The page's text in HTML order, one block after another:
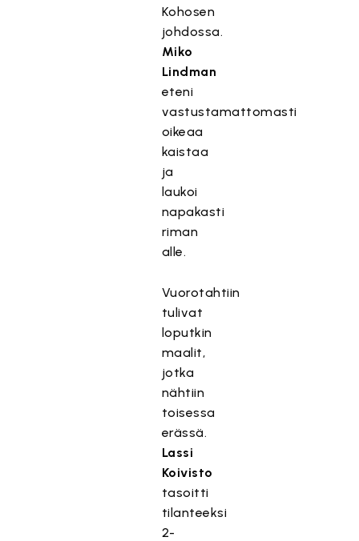
Kohosen
johdossa.
Miko
Lindman
eteni
vastustamattomasti
oikeaa
kaistaa
ja
laukoi
napakasti
riman
alle.
Vuorotahtiin
tulivat
loputkin
maalit,
jotka
nähtiin
toisessa
erässä.
Lassi
Koivisto
tasoitti
tilanteeksi
2-